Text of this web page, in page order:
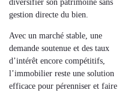
diversifier son patrimoine sans
gestion directe du bien.
Avec un marché stable, une
demande soutenue et des taux
d’intérêt encore compétitifs,
l’immobilier reste une solution
efficace pour pérenniser et faire